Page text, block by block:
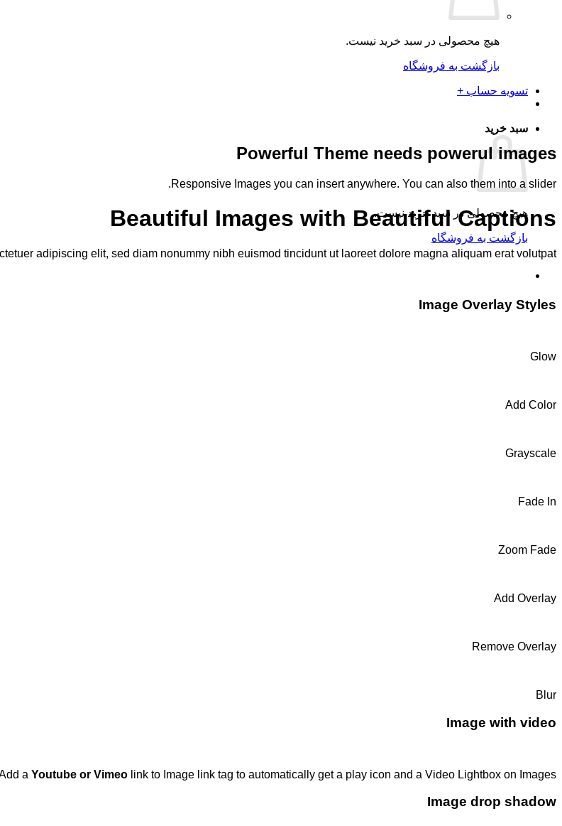
هیچ محصولی در سبد خرید نیست.
بازگشت به فروشگاه
تسویه حساب +
سبد خرید
هیچ محصولی در سبد خرید نیست.
بازگشت به فروشگاه
Powerful Theme needs powerul images
Responsive Images you can insert anywhere. You can also them into a slider.
Beautiful Images with Beautiful Captions
adipiscing elit, sed diam nonummy nibh euismod tincidunt ut laoreet dolore magna aliquam erat volutpat.
Image Overlay Styles
Glow
Add Color
Grayscale
Fade In
Zoom Fade
Add Overlay
Remove Overlay
Blur
Image with video
a Youtube or Vimeo link to Image link tag to automatically get a play icon and a Video Lightbox on Images.
Image drop shadow